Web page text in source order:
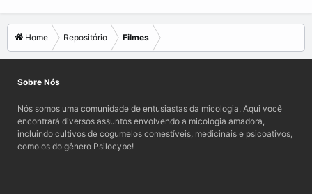
Home Repositório Filmes
Sobre Nós
Nós somos uma comunidade de entusiastas da micologia. Aqui você
encontrará diversos assuntos envolvendo a micologia amadora,
incluindo cultivos de cogumelos comestíveis, medicinais e psicoativos,
como os do gênero Psilocybe!